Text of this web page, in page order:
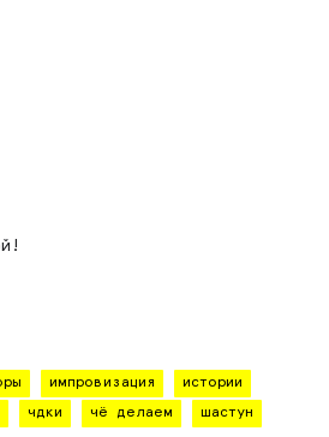
импровизация истории
чдки чё делаем шастун